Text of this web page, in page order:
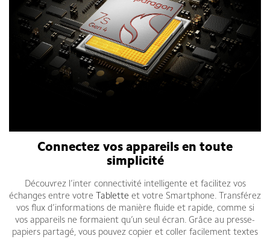
Connectez vos appareils en toute
simplicité
Découvrez l’inter connectivité intelligente et facilitez vos
échanges entre votre
Tablette et votre Smartphone. Transférez
vos flux d’informations de manière fluide et rapide, comme si
vos appareils ne formaient qu’un seul écran. Grâce au presse-
papiers partagé, vous pouvez copier et coller facilement textes